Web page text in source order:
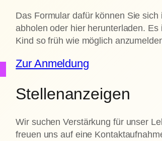
Das Formular dafür können Sie sich
abholen oder hier herunterladen. Es
Kind so früh wie möglich
Zur Anmeldung
Stellenanzeigen
Wir suchen Verstärkung für unser
freuen uns auf eine